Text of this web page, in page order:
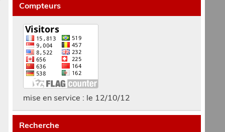
Compteurs
mise en service : le 12/10/12
Recherche